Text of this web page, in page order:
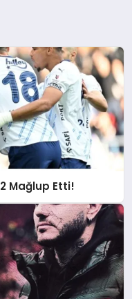
Mağlup Etti!